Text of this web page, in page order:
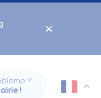
?
!